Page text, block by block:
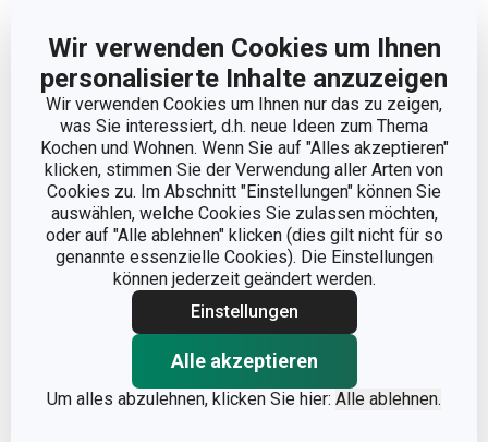
Wir verwenden Cookies um Ihnen
personalisierte Inhalte anzuzeigen
Wir verwenden Cookies um Ihnen nur das zu zeigen,
was Sie interessiert, d.h. neue Ideen zum Thema
Kochen und Wohnen. Wenn Sie auf "Alles akzeptieren"
klicken, stimmen Sie der Verwendung aller Arten von
Cookies zu. Im Abschnitt "Einstellungen" können Sie
auswählen, welche Cookies Sie zulassen möchten,
oder auf "Alle ablehnen" klicken (dies gilt nicht für so
genannte essenzielle Cookies). Die Einstellungen
können jederzeit geändert werden.
Einstellungen
Alle akzeptieren
Um alles abzulehnen, klicken Sie hier: Alle ablehnen.
Abmessungen
PRODUKTHÖHE (CM) 5
DURCHMESSER (CM) 12
Andere Parameter
KATEGORIE Servierbesteck